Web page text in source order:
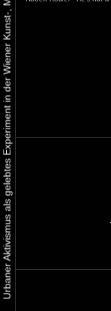
Urbaner Aktivismus als gelebtes Experiment in der Wiener Kunst-, Musik und Clubszene